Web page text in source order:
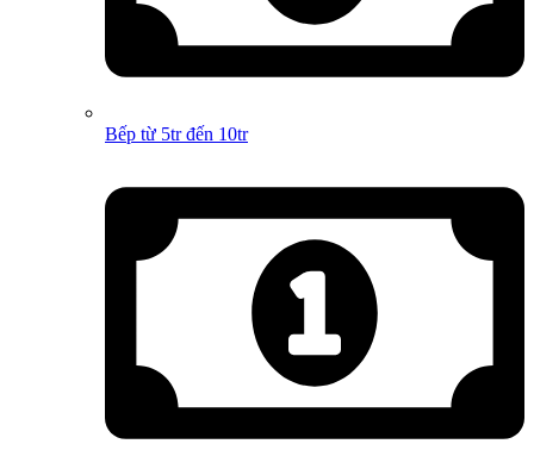
Bếp từ 5tr đến 10tr